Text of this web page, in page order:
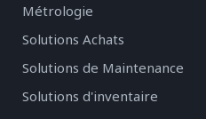
Métrologie
Solutions Achats
Solutions de Maintenance
Solutions d'inventaire